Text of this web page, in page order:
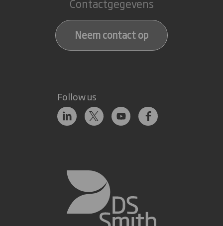
Neem contact op
Follow us